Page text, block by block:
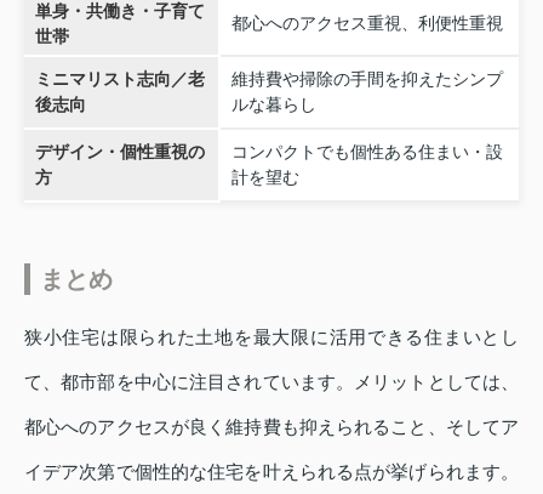
単身・共働き・子育て
世帯
都心へのアクセス重視、利便性重視
ミニマリスト志向／老
後志向
維持費や掃除の手間を抑えたシンプ
ルな暮らし
デザイン・個性重視の
方
コンパクトでも個性ある住まい・設
計を望む
まとめ
狭小住宅は限られた土地を最大限に活用できる住まいとし
て、都市部を中心に注目されています。メリットとしては、
都心へのアクセスが良く維持費も抑えられること、そしてア
イデア次第で個性的な住宅を叶えられる点が挙げられます。